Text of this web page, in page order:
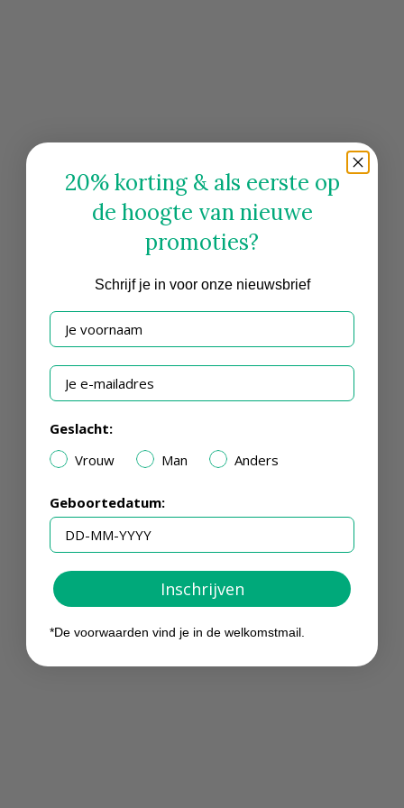
20% korting & als eerste op
de hoogte van nieuwe
promoties?
Schrijfje in voor onze nieuwsbrief
Je voornaam
Je e-mailadres
Geslacht:
Vrouw
Man Anders
Geboortedatum:
Inschrijven
*De voorwaarden vind je in de welkomstmail.